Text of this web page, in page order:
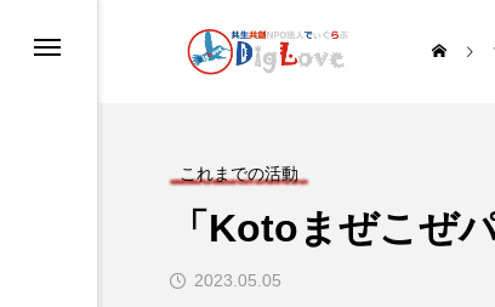
これまでの活動
「Kotoまぜこぜ
2023.05.05